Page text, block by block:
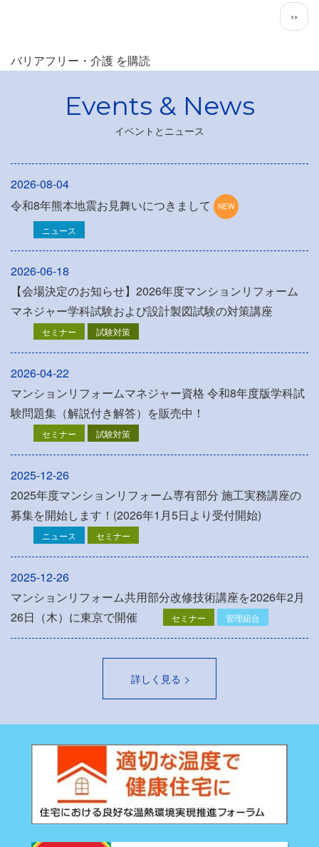
送
次
ペ
ジ
››
バリアフリー・介護 を購読
イベントとニュース
2026-08-04
令和8年熊本地震お見舞いにつきまして
ニュース
2026-06-18
【会場決定のお知らせ】2026年度マンションリフォーム
マネジャー学科試験および設計製図試験の対策講座
セミナー 試験対策
2026-04-22
マンションリフォームマネジャー資格 令和8年度版学科試
験問題集（解説付き解答）を販売中！
セミナー 試験対策
2025-12-26
2025年度マンションリフォーム専有部分 施工実務講座の
募集を開始します！(2026年1月5日より受付開始)
ニュース セミナー
2025-12-26
マンションリフォーム共用部分改修技術講座を2026年2月
26日（木）に東京で開催
セミナー 管理組合
詳しく見る